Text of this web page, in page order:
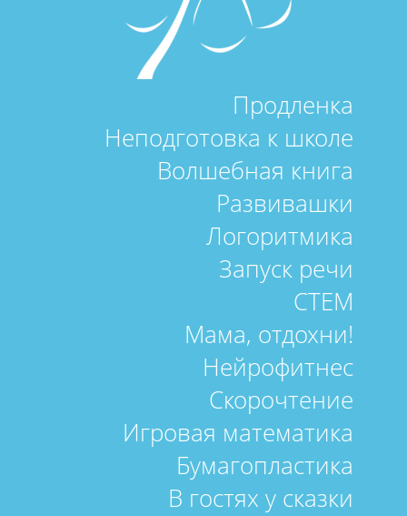
Продленка
Неподготовка к школе
Волшебная книга
Развивашки
Логоритмика
Запуск речи
СТЕМ
Мама, отдохни!
Нейрофитнес
Скорочтение
Игровая математика
Бумагопластика
В гостях у сказки